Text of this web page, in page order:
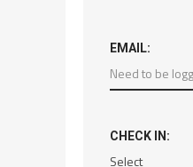
EMAIL:
CHECK IN: